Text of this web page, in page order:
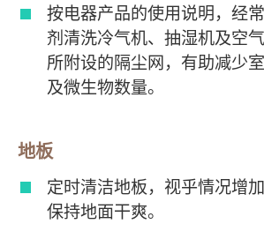
按电器产品的使用说明，经
剂清洗冷气机、抽湿机及空
所附设的隔尘网，有助减少
及微生物数量。
地板
定时清洁地板，视乎情况增
保持地面干爽。